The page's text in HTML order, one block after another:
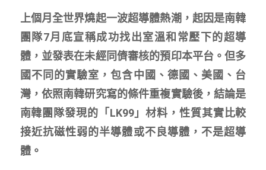
上個月全世界燒起一波超導體熱潮，起因是南韓
團隊7月底宣稱成功找出室溫和常壓下的超導
體，並發表在未經同儕審核的預印本平台。但多
國不同的實驗室，包含中國、德國、美國、台
灣，依照南韓研究寫的條件重複實驗後，結論是
南韓團隊發現的「LK99」材料，性質其實比較
接近抗磁性弱的半導體或不良導體，不是超導
體。